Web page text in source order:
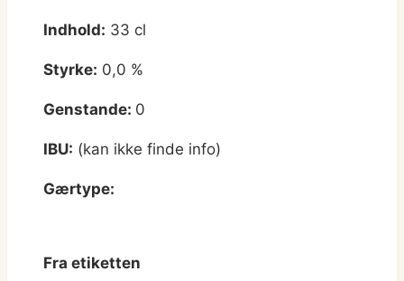
Indhold: 33 cl
Styrke: 0,0 %
Genstande: 0
IBU: (kan ikke finde info)
Gærtype:
Fra etiketten